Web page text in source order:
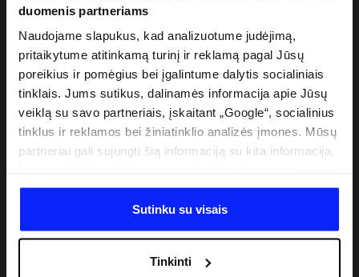
duomenis partneriams
Naudojame slapukus, kad analizuotume judėjimą,
pritaikytume atitinkamą turinį ir reklamą pagal Jūsų
poreikius ir pomėgius bei įgalintume dalytis socialiniais
tinklais. Jums sutikus, dalinamės informacija apie Jūsų
veiklą su savo partneriais, įskaitant „Google“, socialinius
tinklus ir reklamos bei žiniatinklio analizės įmones. Mūsų
partneriai gali sujungti šią informaciją su kita informacija,
duomenimis, kuriuos jie gauna, kai naudojatės jų
paslaugomis. Gavus Jūsų leidimą, mes galime perduoti
Jūsų asmeninę informaciją savo partneriams, siekdami
analitinius tyrimus, pritaikyti turinį ir tobulinti mūsų
Sutinku su visais
Tinkinti